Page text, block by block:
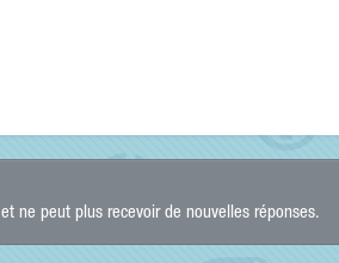
ne peut plus recevoir de nouvelles réponses.